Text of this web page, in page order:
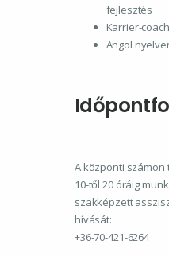
fejlesztés
Karrier-
Angol
A központi
10-től 20 óráig
szakképzett
hívását:
+36-70-421-6264